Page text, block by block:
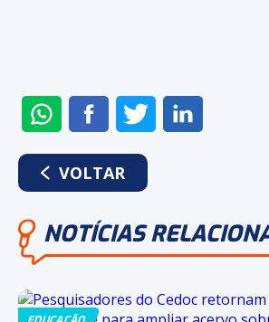
ENVIAR
NO
WHATSAPP
COMPARTILHAR
NO
FACEBOOK
COMPARTILHAR
NO
VOLTAR
NOTÍCIAS